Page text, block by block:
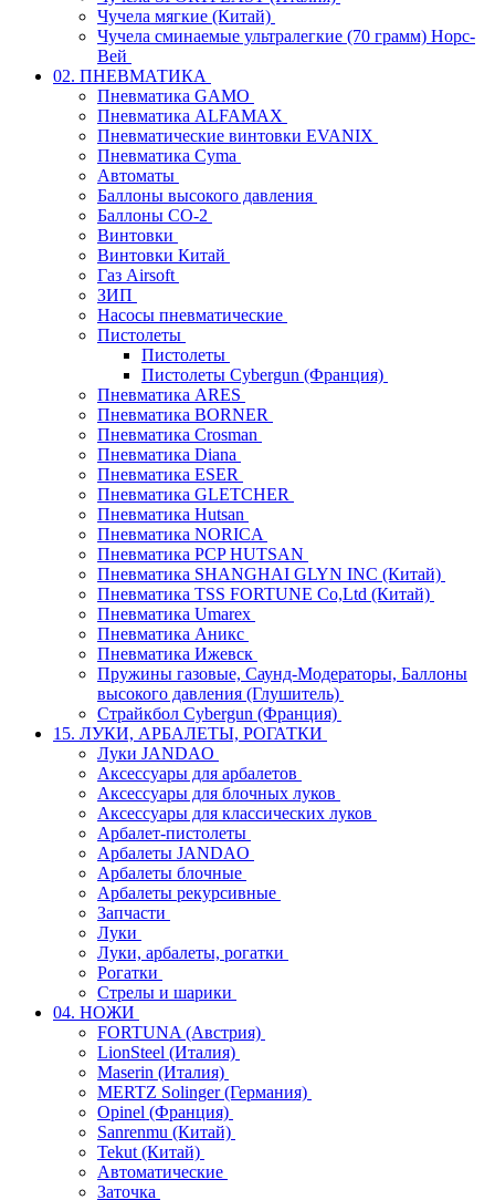
Чучела мягкие (Китай)
Чучела сминаемые ультралегкие (70 грамм) Норс-
Вей
02. ПНЕВМАТИКА
Пневматика GAMO
Пневматика ALFAMAX
Пневматические винтовки EVANIX
Пневматика Cyma
Автоматы
Баллоны высокого давления
Баллоны СО-2
Винтовки
Винтовки Китай
Газ Airsoft
ЗИП
Насосы пневматические
Пистолеты
Пистолеты
Пистолеты Cybergun (Франция)
Пневматика ARES
Пневматика BORNER
Пневматика Crosman
Пневматика Diana
Пневматика ESER
Пневматика GLETCHER
Пневматика Hutsan
Пневматика NORICA
Пневматика PCP HUTSAN
Пневматика SHANGHAI GLYN INC (Китай)
Пневматика TSS FORTUNE Co,Ltd (Китай)
Пневматика Umarex
Пневматика Аникс
Пневматика Ижевск
Пружины газовые, Саунд-Модераторы, Баллоны
высокого давления (Глушитель)
Страйкбол Cybergun (Франция)
15. ЛУКИ, АРБАЛЕТЫ, РОГАТКИ
Луки JANDAO
Аксессуары для арбалетов
Аксессуары для блочных луков
Аксессуары для классических луков
Арбалет-пистолеты
Арбалеты JANDAO
Арбалеты блочные
Арбалеты рекурсивные
Запчасти
Луки
Луки, арбалеты, рогатки
Рогатки
Стрелы и шарики
04. НОЖИ
FORTUNA (Австрия)
LionSteel (Италия)
Maserin (Италия)
MERTZ Solinger (Германия)
Opinel (Франция)
Sanrenmu (Китай)
Tekut (Китай)
Автоматические
Заточка